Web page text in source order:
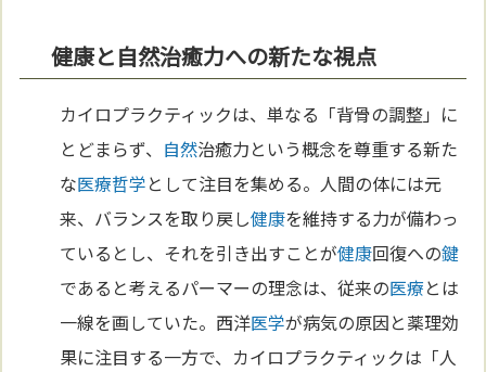
健康と自然治癒力への新たな視点
カイロプラクティックは、単なる「背骨の調整」に
とどまらず、 自然治癒力という概念を尊重する新た
な医療哲学として注目を集める。人間の体には元
来、バランスを取り戻し健康を維持する力が備わっ
ているとし、それを引き出すことが健康回復への鍵
であると考えるパーマーの理念は、従来の医療とは
一線を画していた。西洋医学が病気の原因と薬理効
果に注目する一方で、カイロプラクティックは「人